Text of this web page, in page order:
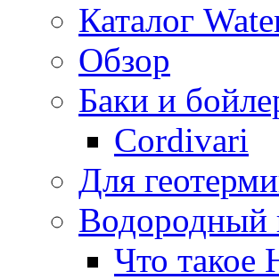
Каталог
Обзор
Баки и
Cordivari
Для
Водородный
Что